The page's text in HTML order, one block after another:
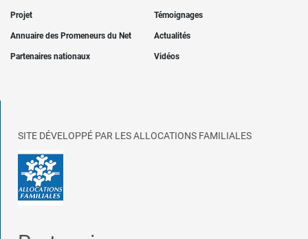
Projet Témoignages
Annuaire des Promeneurs du Net Actualités
Partenaires nationaux Vidéos
SITE DÉVELOPPÉ PAR LES ALLOCATIONS FAMILIALES